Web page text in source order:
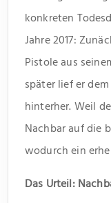
konkreten
Jahre 2017:
Pistole aus
später lief er
hinterher. Weil
Nachbar auf die
wodurch ein
Das Urteil: